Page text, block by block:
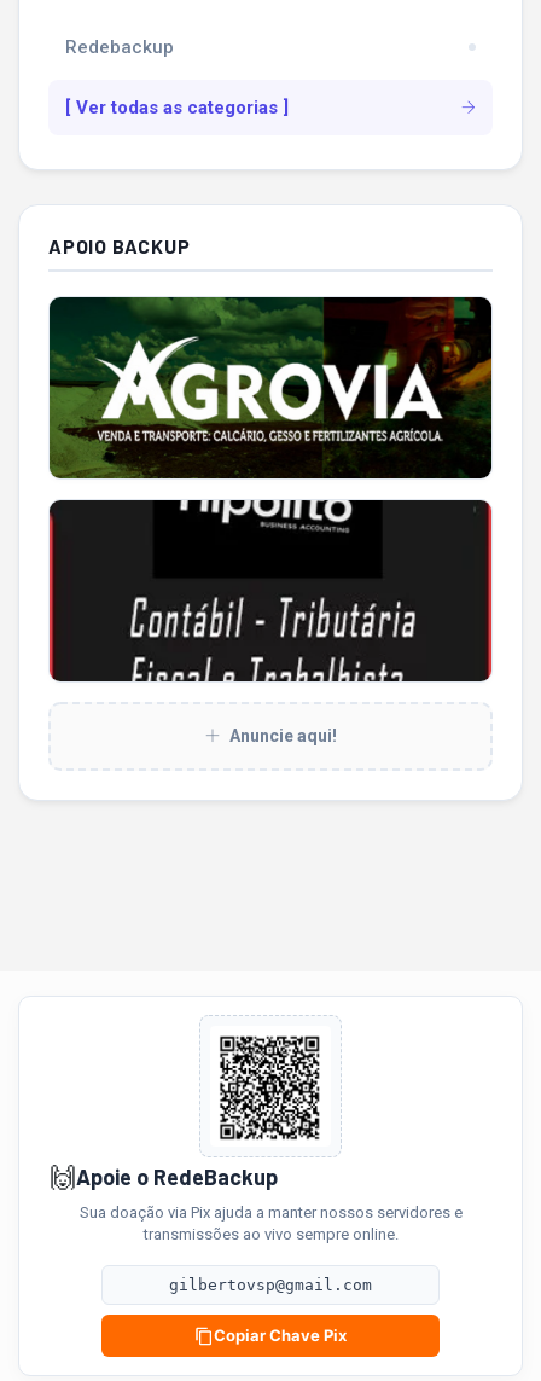
Redebackup
[ Ver todas as categorias ]
APOIO BACKUP
Anuncie aqui!
🙌Apoie o RedeBackup
Sua doação via Pix ajuda a manter nossos servidores e
transmissões ao vivo sempre online.
gilbertovsp@gmail.com
Copiar Chave Pix